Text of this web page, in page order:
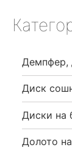
Демпфер,
Диск
Диски на
Долото